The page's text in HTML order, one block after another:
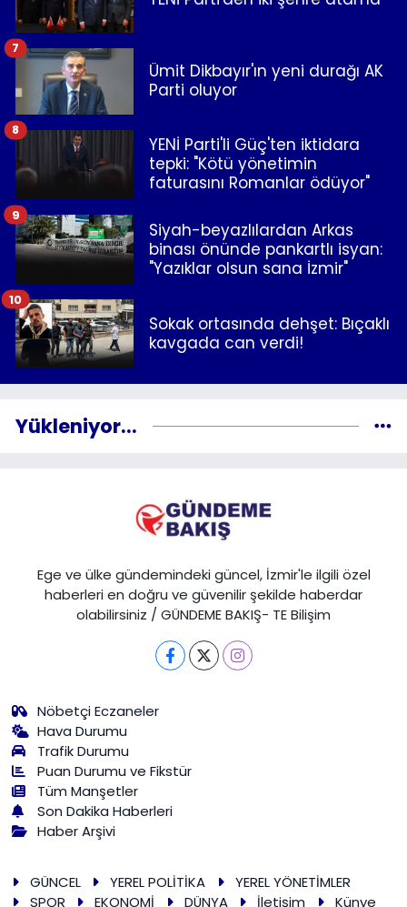
Ümit Dikbayır'ın yeni durağı AK
Parti oluyor
7
YENİ Parti'li Güç'ten iktidara
tepki: "Kötü yönetimin
faturasını Romanlar ödüyor"
8
Siyah-beyazlılardan Arkas
binası önünde pankartlı isyan:
"Yazıklar olsun sana İzmir"
9
Sokak ortasında dehşet: Bıçaklı
kavgada can verdi!
10
Yükleniyor...
Ege ve ülke gündemindeki güncel, İzmir'le ilgili özel
haberleri en doğru ve güvenilir şekilde haberdar
olabilirsiniz / GÜNDEME BAKIŞ- TE Bilişim
Nöbetçi Eczaneler
Hava Durumu
Trafik Durumu
Puan Durumu ve Fikstür
Tüm Manşetler
Son Dakika Haberleri
Haber Arşivi
GÜNCEL YEREL POLİTİKA
YEREL YÖNETİMLER
SPOR
EKONOMİ DÜNYA İletişim Künye